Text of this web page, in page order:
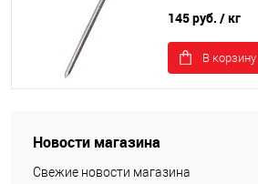
145 руб. / кг
В корзину
Новости магазина
Свежие новости магазина